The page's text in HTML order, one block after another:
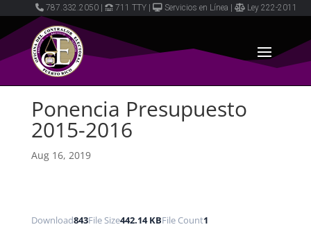
787.332.2050 711 TTY Servicios en Línea Ley 222-2011
Ponencia Presupuesto
2015-2016
Aug 16, 2019
Download843File Size442.14 KBFile Count1